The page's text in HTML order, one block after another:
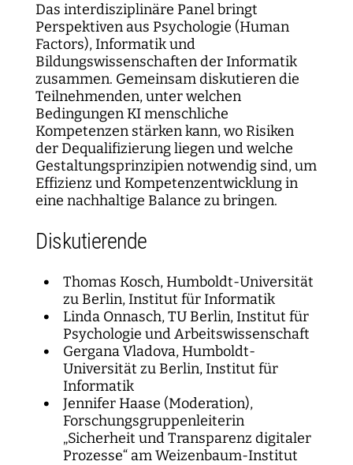
Das interdisziplinäre Panel bringt
Perspektiven aus Psychologie (Human
Factors), Informatik und
Bildungswissenschaften der Informatik
zusammen. Gemeinsam diskutieren die
Teilnehmenden, unter welchen
Bedingungen KI menschliche
Kompetenzen stärken kann, wo Risiken
der Dequalifizierung liegen und welche
Gestaltungsprinzipien notwendig sind, um
Effizienz und Kompetenzentwicklung in
eine nachhaltige Balance zu bringen.
Diskutierende
Thomas Kosch, Humboldt-Universität
zu Berlin, Institut für Informatik
Linda Onnasch, TU Berlin, Institut für
Psychologie und Arbeitswissenschaft
Gergana Vladova, Humboldt-
Universität zu Berlin, Institut für
Informatik
Jennifer Haase (Moderation),
Forschungsgruppenleiterin
„Sicherheit und Transparenz digitaler
Prozesse“ am Weizenbaum-Institut